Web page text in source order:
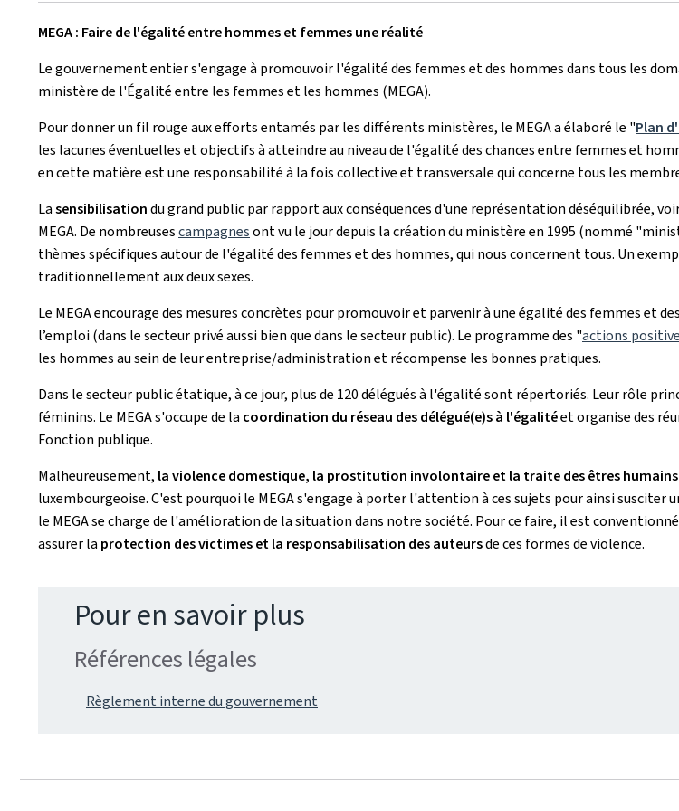
MEGA : Faire de l'égalité entre hommes et femmes une réalité
Le gouvernement entier s'engage à promouvoir l'égalité des femmes et des hommes dans tous les
ministère de l'Égalité entre les femmes et les hommes (MEGA).
Pour donner un fil rouge aux efforts entamés par les différents ministères, le MEGA a élaboré le "Plan
les lacunes éventuelles et objectifs à atteindre au niveau de l'égalité des chances entre femmes et
en cette matière est une responsabilité à la fois collective et transversale qui concerne tous les
Lasensibilisationdu grand public par rapport aux conséquences d'une représentation déséquilibrée,
MEGA. De nombreusescampagnesont vu le jour depuis la création du ministère en 1995 (nommé
thèmes spécifiques autour de l'égalité des femmes et des hommes, qui nous concernent tous. Un
traditionnellement aux deux sexes.
Le MEGA encourage des mesures concrètes pour promouvoir et parvenir à une égalité des femmes et
l’emploi (dans le secteur privé aussi bien que dans le secteur public). Le programme des "actions
les hommes au sein de leur entreprise/administration et récompense les bonnes pratiques.
Dans le secteur public étatique, à ce jour, plus de 120 délégués à l'égalité sont répertoriés. Leur rôle
féminins. Le MEGA s'occupe de la coordination du réseau des délégué(e)s à l'égalitéet organise des
Fonction publique.
Malheureusement, la violence domestique, la prostitution involontaire et la traite des êtres humains
luxembourgeoise. C'est pourquoi le MEGA s'engage à porter l'attention à ces sujets pour ainsi
le MEGA se charge de l'amélioration de la situation dans notre société. Pour ce faire, il est
assurer la protection des victimes et la responsabilisation des auteursde ces formes de violence.
Pour en savoir plus
Références légales
Règlement interne du gouvernement